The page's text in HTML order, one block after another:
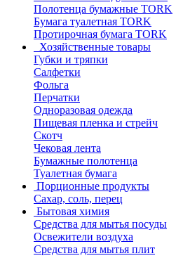
Полотенца бумажные TORK
Бумага туалетная TORK
Протирочная бумага TORK
Хозяйственные товары
Губки и тряпки
Салфетки
Фольга
Перчатки
Одноразовая одежда
Пищевая пленка и стрейч
Скотч
Чековая лента
Бумажные полотенца
Туалетная бумага
Порционные продукты
Сахар, соль, перец
Бытовая химия
Средства для мытья посуды
Освежители воздуха
Средства для мытья плит